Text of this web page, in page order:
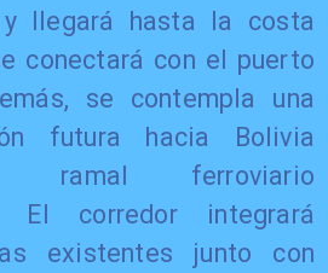
llegará hasta la costa
conectará con el puerto
se contempla una
futura hacia Bolivia
ramal ferroviario
El corredor integrará
existentes junto con